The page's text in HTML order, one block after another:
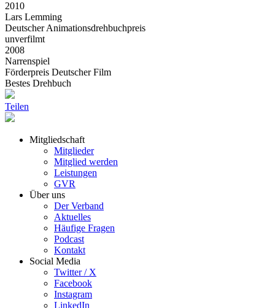
2010
Lars Lemming
Deutscher Animationsdrehbuchpreis
unverfilmt
2008
Narrenspiel
Förderpreis Deutscher Film
Bestes Drehbuch
Teilen
Mitgliedschaft
Mitglieder
Mitglied werden
Leistungen
GVR
Über uns
Der Verband
Aktuelles
Häufige Fragen
Podcast
Kontakt
Social Media
Twitter / X
Facebook
Instagram
LinkedIn